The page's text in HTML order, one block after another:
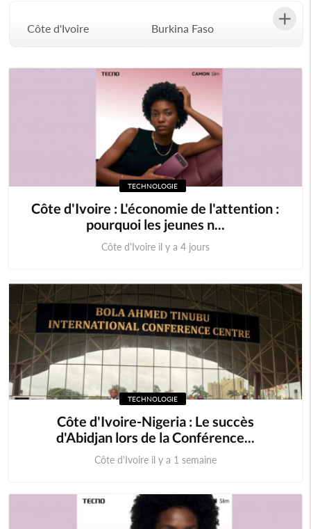
Côte d'Ivoire Burkina Faso
Bénin
Angola
Burundi
Cameroun Cap-Vert
Centrafrique Congo (RDC)
Ethiopie Gambie
Ghana Guinée
Guinée Bissau Guinnée Equatorial
Libéria Madagascar
Mozambique
TECHNOLOGIE
Côte d'Ivoire : L'économie de l'attention :
pourquoi les jeunes n...
Côte d'Ivoire il y a 4 jours
TECHNOLOGIE
Côte d'Ivoire-Nigeria : Le succès
d'Abidjan lors de la Conférence...
Côte d'Ivoire il y a 1 semaine